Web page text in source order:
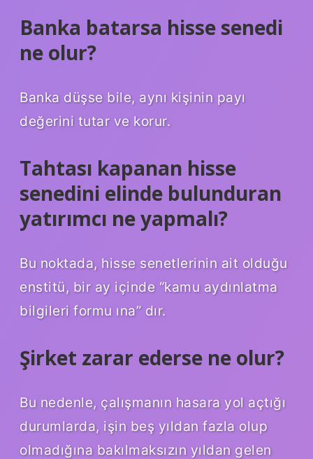
Banka batarsa hisse senedi
ne olur?
Banka düşse bile, aynı kişinin payı
değerini tutar ve korur.
Tahtası kapanan hisse
senedini elinde bulunduran
yatırımcı ne yapmalı?
Bu noktada, hisse senetlerinin ait olduğu
enstitü, bir ay içinde “kamu aydınlatma
bilgileri formu ına” dır.
Şirket zarar ederse ne olur?
Bu nedenle, çalışmanın hasara yol açtığı
durumlarda, işin beş yıldan fazla olup
olmadığına bakılmaksızın yıldan gelen